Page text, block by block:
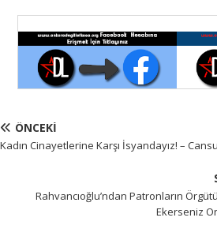
ÖNCEKI
Kadın Cinayetlerine Karşı İsyandayız! –
Rahvancıoğlu’ndan Patronların
Ekerseniz